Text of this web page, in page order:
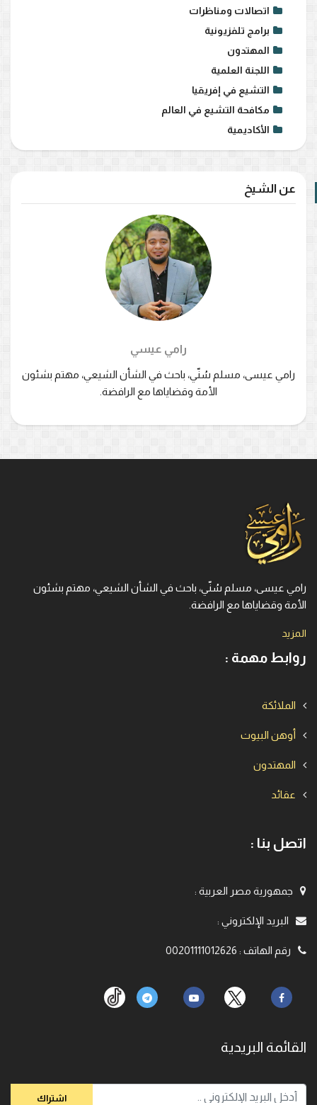
اتصالات ومناظرات
برامج تلفزيونية
المهتدون
اللجنة العلمية
التشيع في إفريقيا
مكافحة التشيع في العالم
الأكاديمية
عن الشيخ
رامي عيسي
رامي عيسى، مسلم سُنّي، باحث في الشأن الشيعي، مهتم بشئون
الأمة وقضاياها مع الرافضة.
رامي عيسى، مسلم سُنّي، باحث في الشأن الشيعي، مهتم بشئون
الأمة وقضاياها مع الرافضة.
المزيد
روابط مهمة :
الملائكة
أوهن البيوت
المهتدون
عقائد
اتصل بنا :
جمهورية مصر العربية :
البريد الإلكتروني :
رقم الهاتف :
00201111012626
القائمة البريدية